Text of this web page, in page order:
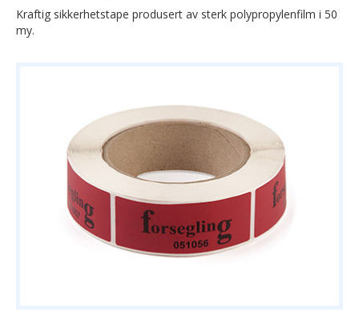
Kraftig sikkerhetstape produsert av sterk polypropylenfilm i 50
my.